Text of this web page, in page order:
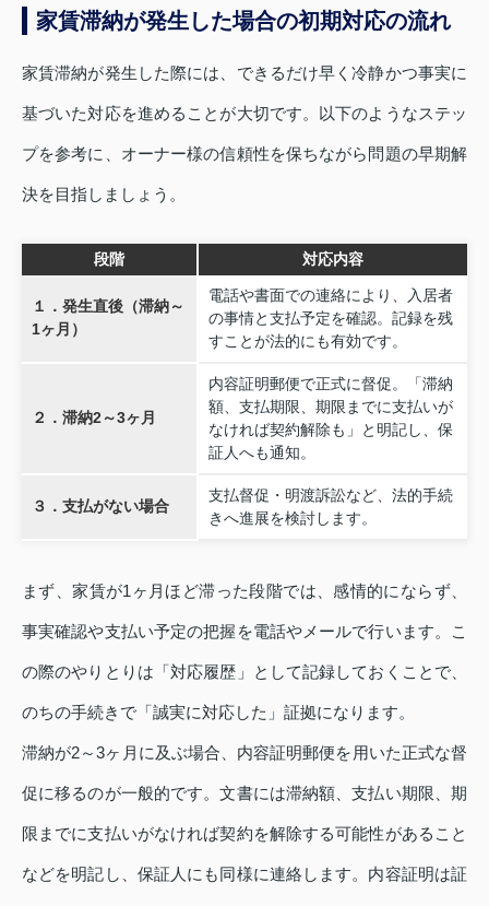
家賃滞納が発生した場合の初期対応の流れ
家賃滞納が発生した際には、できるだけ早く冷静かつ事実に
基づいた対応を進めることが大切です。以下のようなステッ
プを参考に、オーナー様の信頼性を保ちながら問題の早期解
決を目指しましょう。
段階 対応内容
１．発生直後（滞納～
1ヶ月）
電話や書面での連絡により、入居者
の事情と支払予定を確認。記録を残
すことが法的にも有効です。
２．滞納2～3ヶ月
内容証明郵便で正式に督促。「滞納
額、支払期限、期限までに支払いが
なければ契約解除も」と明記し、保
証人へも通知。
３．支払がない場合
支払督促・明渡訴訟など、法的手続
きへ進展を検討します。
まず、家賃が1ヶ月ほど滞った段階では、感情的にならず、
事実確認や支払い予定の把握を電話やメールで行います。こ
の際のやりとりは「対応履歴」として記録しておくことで、
のちの手続きで「誠実に対応した」証拠になります。
滞納が2～3ヶ月に及ぶ場合、内容証明郵便を用いた正式な督
促に移るのが一般的です。文書には滞納額、支払い期限、期
限までに支払いがなければ契約を解除する可能性があること
などを明記し、保証人にも同様に連絡します。内容証明は証